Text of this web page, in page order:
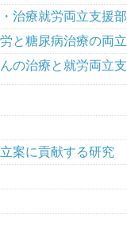
治療就労両立支援
と糖尿病治療の両
の治療と就労両立
案に貢献する研究